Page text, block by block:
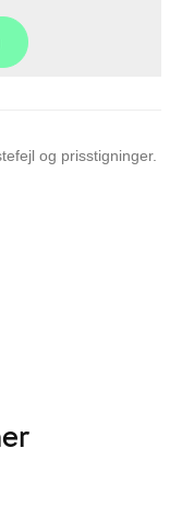
og prisstigninger.